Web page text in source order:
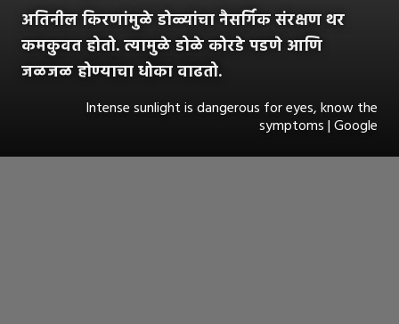
अतिनील किरणांमुळे डोळ्यांचा नैसर्गिक संरक्षण थर
कमकुवत होतो. त्यामुळे डोळे कोरडे पडणे आणि
जळजळ होण्याचा धोका वाढतो.
Intense sunlight is dangerous for eyes, know the
symptoms | Google